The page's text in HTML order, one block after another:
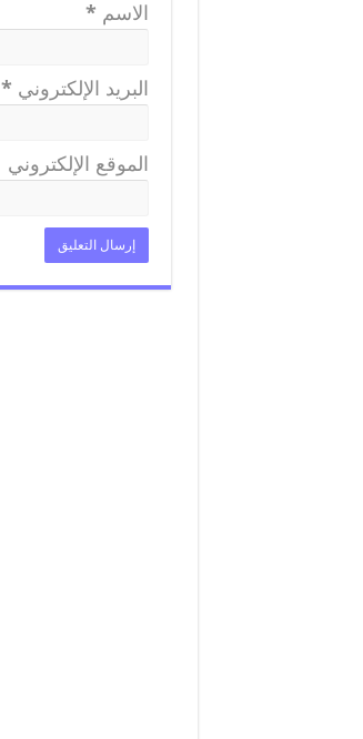
الاسم *
البريد الإلكتروني *
الموقع الإلكتروني